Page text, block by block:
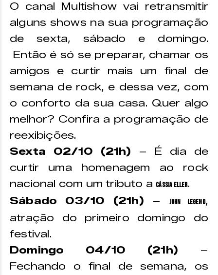
O canal Multishow vai retransmitir
alguns shows na sua programação
de sexta, sábado e domingo.
Então é só se preparar, chamar os
amigos e curtir mais um final de
semana de rock, e dessa vez, com
o conforto da sua casa. Quer algo
melhor? Confira a programação de
reexibições.
Sexta 02/10 (21h) – É dia de
curtir uma homenagem ao rock
nacional com um tributo a Cássia Eller.
Sábado 03/10 (21h) – John Legend,
atração do primeiro domingo do
festival.
Domingo 04/10 (21h) –
Fechando o final de semana, os